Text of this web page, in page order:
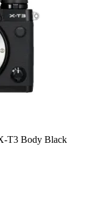
T3 Body Black